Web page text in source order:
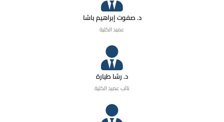
د. صفوت إبراهيم باشا
عميد الكلية
د. رشا طيارة
نائب عميد الكلية